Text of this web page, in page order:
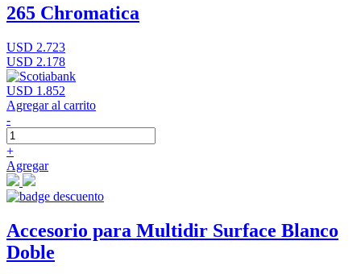
265 Chromatica
USD 2.723
USD 2.178
USD 1.852
Agregar al carrito
-
+
Agregar
Accesorio para Multidir Surface Blanco
Doble